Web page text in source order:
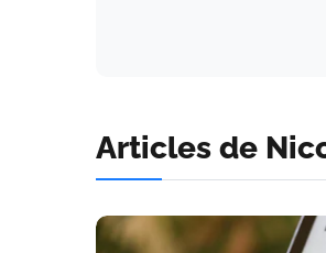
Articles de